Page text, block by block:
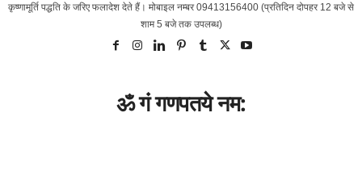
कृष्‍णामूर्ति पद्धति के जरिए फलादेश देते हैं। मोबाइल नम्‍बर 09413156400 (प्रतिदिन दोपहर 12 बजे से
शाम 5 बजे तक उपलब्‍ध)
ॐ गं गणपतये नम: